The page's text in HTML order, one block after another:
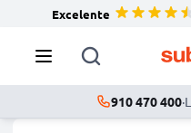
Excelente
910 470 400·